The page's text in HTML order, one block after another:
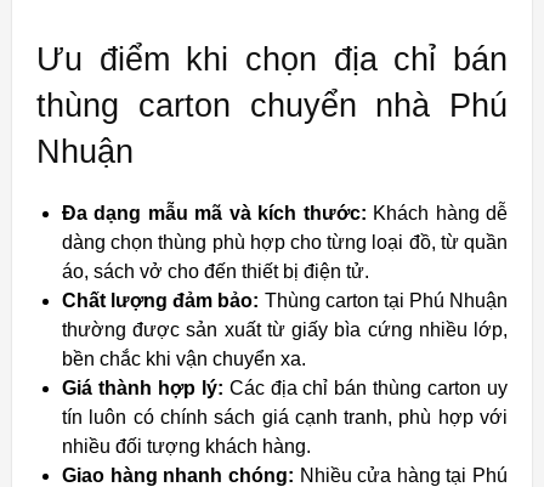
Ưu điểm khi chọn địa chỉ bán
thùng carton chuyển nhà Phú
Nhuận
Đa dạng mẫu mã và kích thước: Khách hàng dễ
dàng chọn thùng phù hợp cho từng loại đồ, từ quần
áo, sách vở cho đến thiết bị điện tử.
Chất lượng đảm bảo: Thùng carton tại Phú Nhuận
thường được sản xuất từ giấy bìa cứng nhiều lớp,
bền chắc khi vận chuyển xa.
Giá thành hợp lý: Các địa chỉ bán thùng carton uy
tín luôn có chính sách giá cạnh tranh, phù hợp với
nhiều đối tượng khách hàng.
Giao hàng nhanh chóng: Nhiều cửa hàng tại Phú